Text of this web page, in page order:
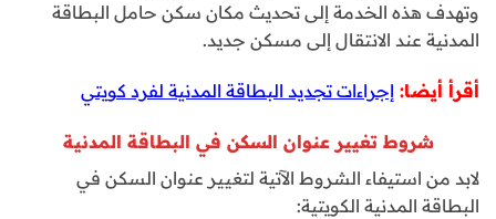
وتهدف هذه الخدمة إلى تحديث مكان سكن حامل البطاقة
المدنية عند الانتقال إلى مسكن جديد.
أقرأ أيضا: إجراءات تجديد البطاقة المدنية لفرد كويتي
شروط تغيير عنوان السكن في البطاقة المدنية
لابد من استيفاء الشروط الآتية لتغيير عنوان السكن في
البطاقة المدنية الكويتية: